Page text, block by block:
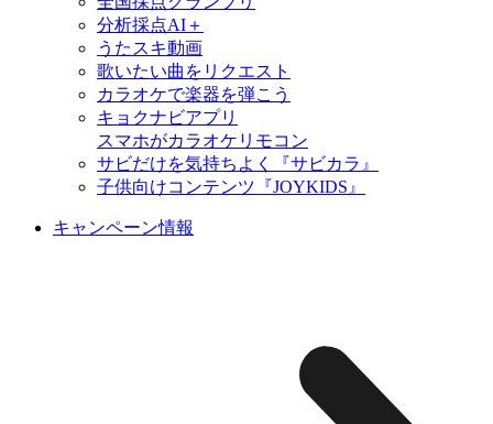
分析採点AI＋
うたスキ動画
歌いたい曲をリクエスト
カラオケで楽器を弾こう
キョクナビアプリ
スマホがカラオケリモコン
サビだけを気持ちよく『サビカラ』
子供向けコンテンツ『JOYKIDS』
キャンペーン情報